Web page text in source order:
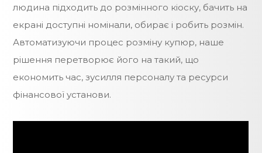
людина підходить до розмінного кіоску, бачить на
екрані доступні номінали, обирає і робить розмін.
Автоматизуючи процес розміну купюр, наше
рішення перетворює його на такий, що
економить час, зусилля персоналу та ресурси
фінансової установи.